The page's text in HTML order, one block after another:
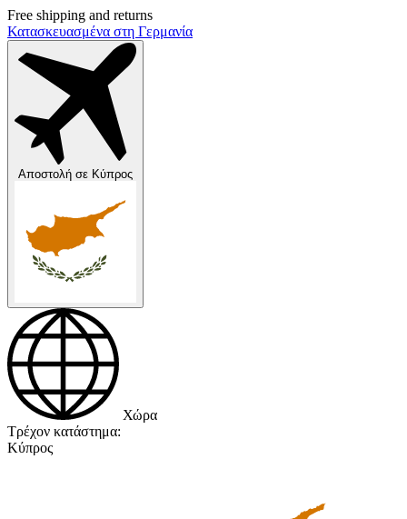
Free shipping and returns
Κατασκευασμένα στη Γερμανία
Αποστολή σε Κύπρος
Χώρα
Τρέχον κατάστημα:
Κύπρος